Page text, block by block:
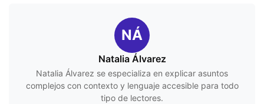
NÁ
Natalia Álvarez
Natalia Álvarez se especializa en explicar asuntos
complejos con contexto y lenguaje accesible para todo
tipo de lectores.